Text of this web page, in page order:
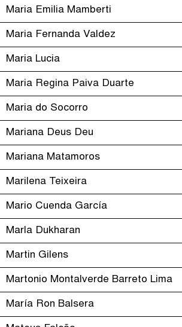
Maria Emilia Mamberti
Maria Fernanda Valdez
Maria Lucia
Maria Regina Paiva Duarte
Maria do Socorro
Mariana Deus Deu
Mariana Matamoros
Marilena Teixeira
Mario Cuenda García
Marla Dukharan
Martin Gilens
Martonio Montalverde Barreto Lima
María Ron Balsera